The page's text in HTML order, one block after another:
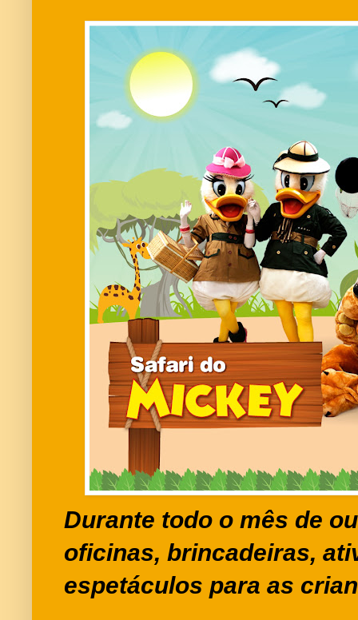
Durante todo o mês de
oficinas, brincadeiras,
espetáculos para as